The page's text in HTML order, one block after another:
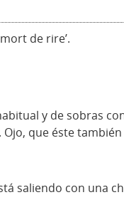
de rire’.
y de sobras
Ojo, que éste
saliendo con una